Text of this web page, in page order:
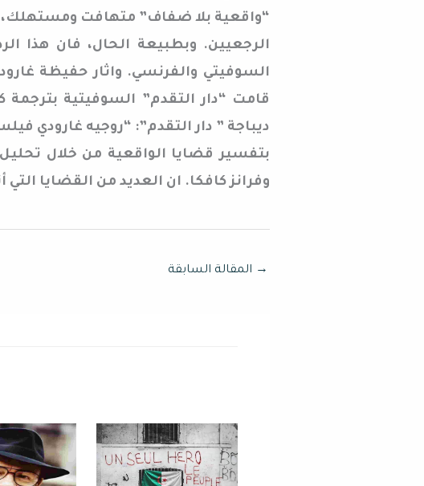
“واقعية بلا ضفاف” متهافت ومستهلك،
الرجعيين. وبطبيعة الحال، فان هذا
السوفيتي والفرنسي. واثار حفيظة
ديباجة ” دار التقدم”: “روجيه غارودي
بتفسير قضايا الواقعية من خلال
وفرانز كافكا. ان العديد من القضايا التي
→ المقالة السابقة